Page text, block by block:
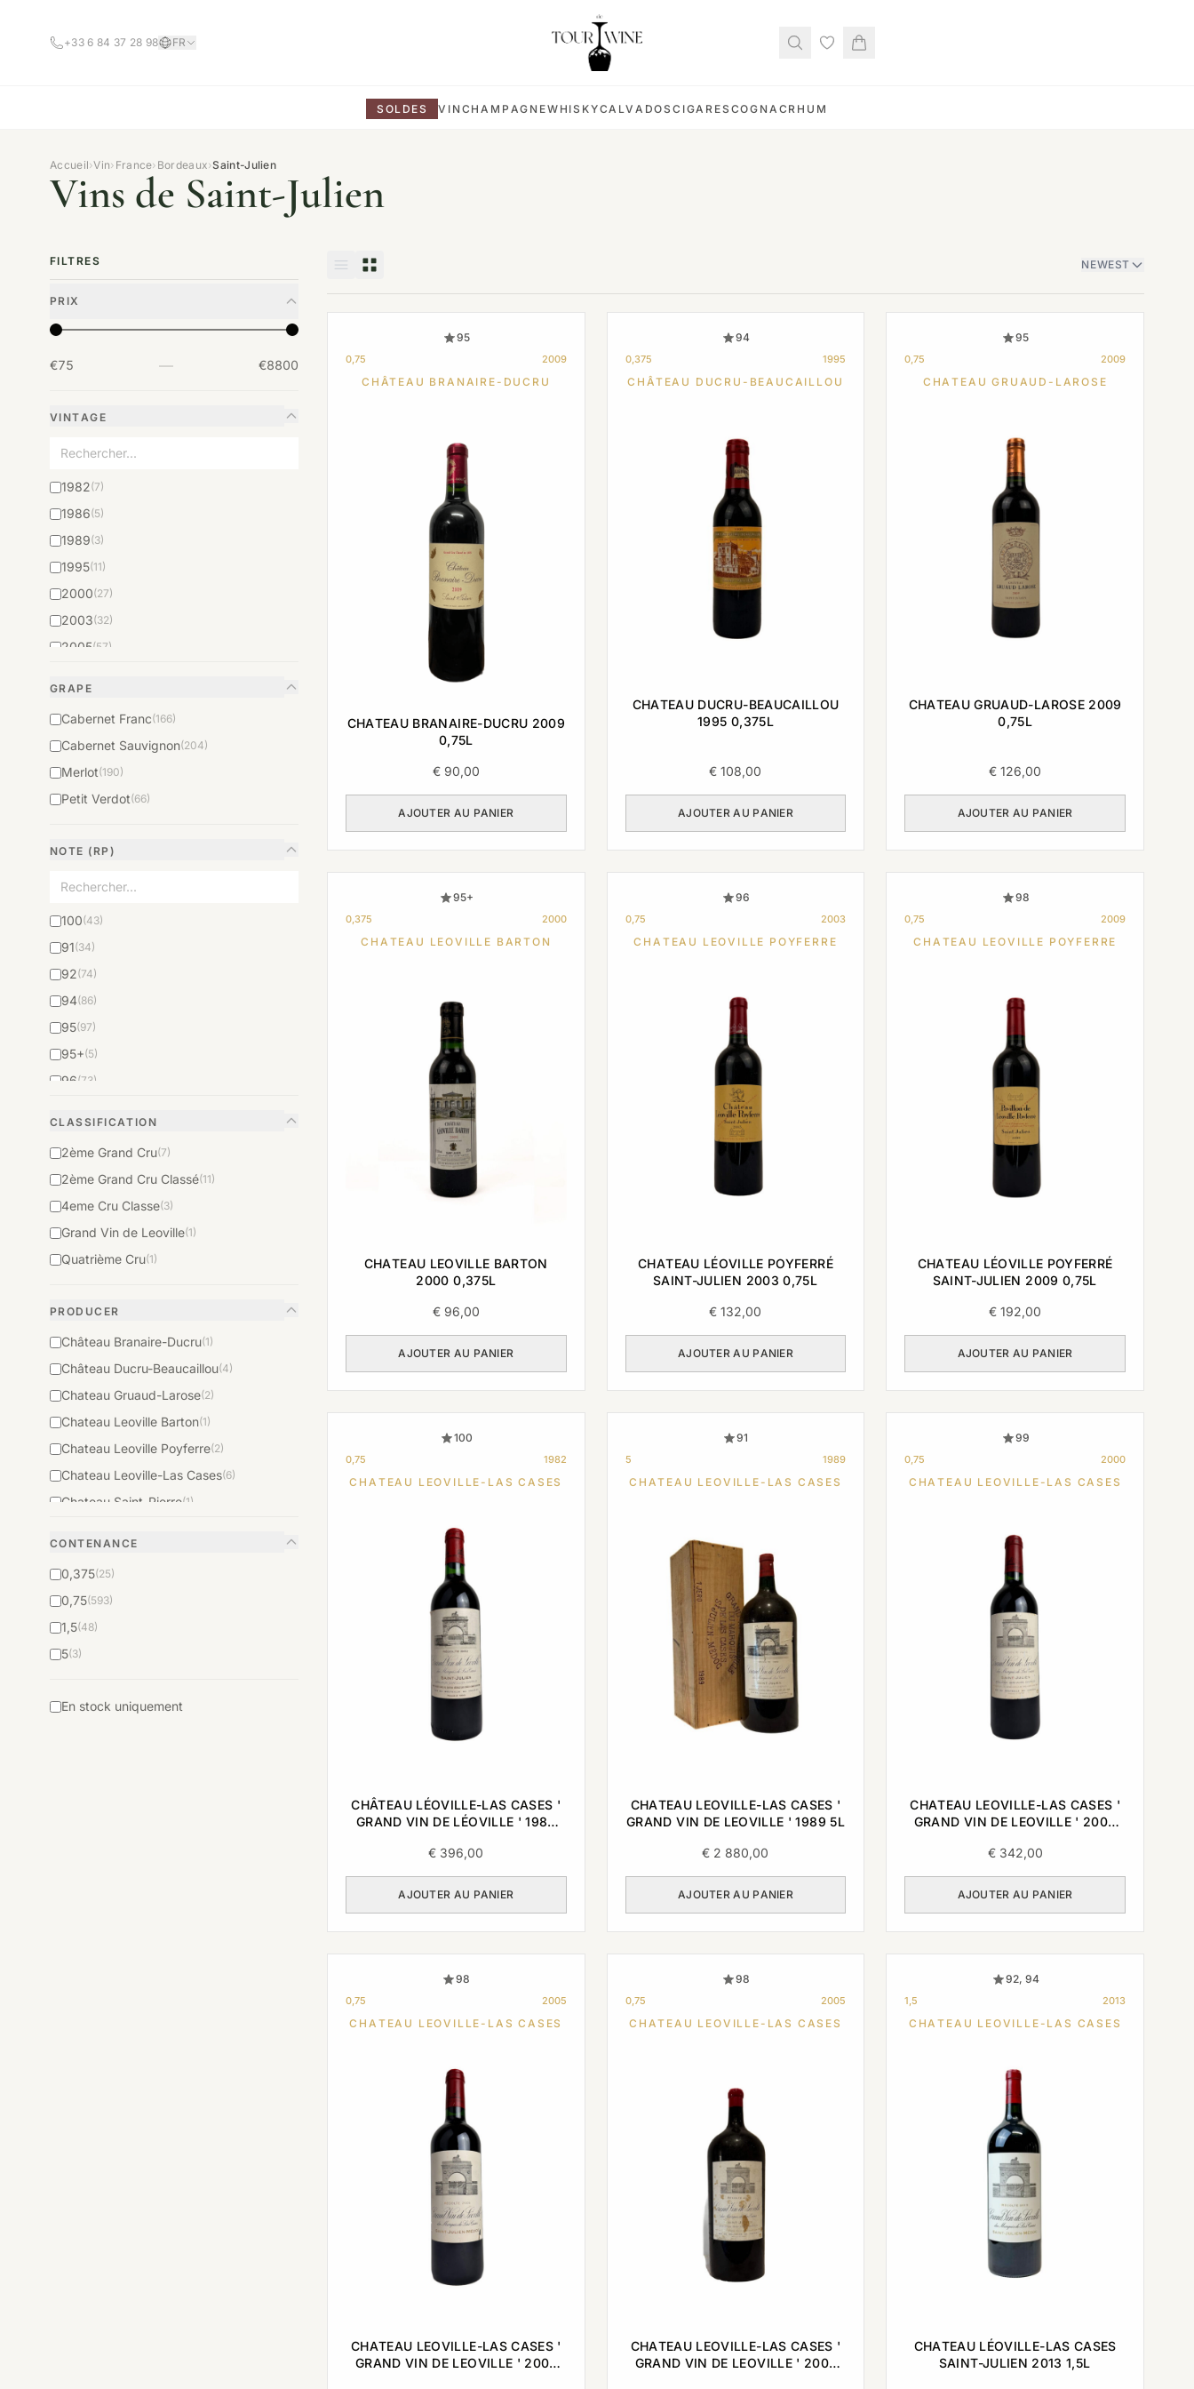
+33 6 84 37 28 98 FR
SOLDES VIN CHAMPAGNEWHISKYCALVADOS CIGARES COGNAC RHUM
Accueil›Vin› France› Bordeaux›Saint-Julien
Vins de Saint-Julien
FILTRES
PRIX
€75 — €8800
VINTAGE
1982(7)
1986(5)
1989(3)
1995(11)
2000(27)
2003(32)
2005(57)
2013(19)
GRAPE
Cabernet Franc(166)
Cabernet Sauvignon(204)
Merlot(190)
Petit Verdot(66)
NOTE (RP)
100(43)
91(34)
92(74)
94(86)
95(97)
95+(5)
96(73)
99(22)
CLASSIFICATION
2ème Grand Cru(7)
2ème Grand Cru Classé(11)
4eme Cru Classe(3)
Grand Vin de Leoville(1)
Quatrième Cru(1)
PRODUCER
Château Branaire-Ducru(1)
Château Ducru-Beaucaillou(4)
Chateau Gruaud-Larose(2)
Chateau Leoville Barton(1)
Chateau Leoville Poyferre(2)
Chateau Leoville-Las Cases(6)
Chateau Saint-Pierre(1)
CONTENANCE
0,375(25)
0,75(593)
1,5(48)
5(3)
En stock uniquement
NEWEST
95
0,75 2009
CHÂTEAU BRANAIRE-DUCRU
CHATEAU BRANAIRE-DUCRU 2009
0,75L
€90,00
AJOUTER AU PANIER
94
0,375 1995
CHÂTEAU DUCRU-BEAUCAILLOU
CHATEAU DUCRU-BEAUCAILLOU
1995 0,375L
€ 108,00
AJOUTER AU PANIER
95
0,75 2009
CHATEAU GRUAUD-LAROSE
CHATEAU GRUAUD-LAROSE 2009
0,75L
€ 126,00
AJOUTER AU PANIER
95+
0,375 2000
CHATEAU LEOVILLE BARTON
CHATEAU LEOVILLE BARTON
2000 0,375L
€96,00
AJOUTER AU PANIER
96
0,75 2003
CHATEAU LEOVILLE POYFERRE
CHATEAU LÉOVILLE POYFERRÉ
SAINT-JULIEN 2003 0,75L
€ 132,00
AJOUTER AU PANIER
98
0,75 2009
CHATEAU LEOVILLE POYFERRE
CHATEAU LÉOVILLE POYFERRÉ
SAINT-JULIEN 2009 0,75L
€ 192,00
AJOUTER AU PANIER
100
0,75 1982
CHATEAU LEOVILLE-LAS CASES
CHÂTEAU LÉOVILLE-LAS CASES '
GRAND VIN DE LÉOVILLE ' 1982
€ 396,00
AJOUTER AU PANIER
91
5 1989
CHATEAU LEOVILLE-LAS CASES
CHATEAU LEOVILLE-LAS CASES '
GRAND VIN DE LEOVILLE ' 1989 5L
€ 2 880,00
AJOUTER AU PANIER
99
0,75 2000
CHATEAU LEOVILLE-LAS CASES
CHATEAU LEOVILLE-LAS CASES '
GRAND VIN DE LEOVILLE ' 2000
€342,00
AJOUTER AU PANIER
98
0,75 2005
CHATEAU LEOVILLE-LAS CASES
CHATEAU LEOVILLE-LAS CASES '
GRAND VIN DE LEOVILLE ' 2005
98
0,75 2005
CHATEAU LEOVILLE-LAS CASES
CHATEAU LEOVILLE-LAS CASES '
GRAND VIN DE LEOVILLE ' 2005
92, 94
1,5 2013
CHATEAU LEOVILLE-LAS CASES
CHATEAU LÉOVILLE-LAS CASES
SAINT-JULIEN 2013 1,5L